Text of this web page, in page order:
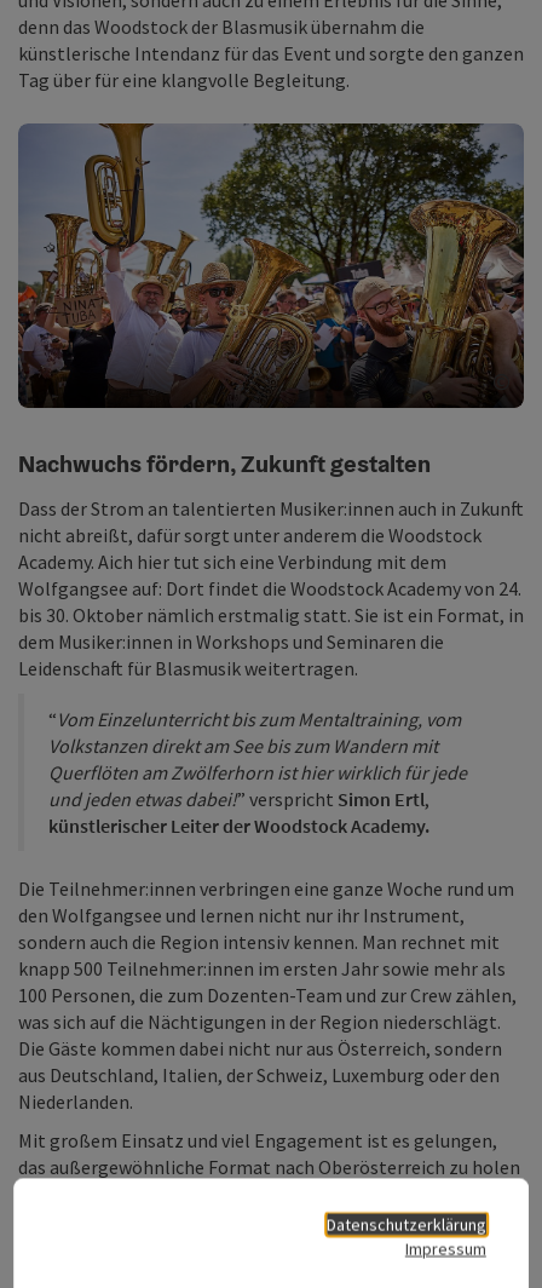
denn das Woodstock der Blasmusik übernahm die
künstlerische Intendanz für das Event und sorgte den ganzen
Tag über für eine klangvolle Begleitung.
©
Nachwuchs fördern, Zukunft gestalten
Dass der Strom an talentierten Musiker:innen auch in Zukunft
nicht abreißt, dafür sorgt unter anderem die Woodstock
Academy. Aich hier tut sich eine Verbindung mit dem
Wolfgangsee auf: Dort findet die Woodstock Academy von 24.
bis 30. Oktober nämlich erstmalig statt. Sie ist ein Format, in
dem Musiker:innen in Workshops und Seminaren die
Leidenschaft für Blasmusik weitertragen.
“Vom Einzelunterricht bis zum Mentaltraining, vom
Volkstanzen direkt am See bis zum Wandern mit
Querflöten am Zwölferhorn ist hier wirklich für jede
und jeden etwas dabei!” verspricht Simon Ertl,
künstlerischer Leiter der Woodstock Academy.
Die Teilnehmer:innen verbringen eine ganze Woche rund um
den Wolfgangsee und lernen nicht nur ihr Instrument,
sondern auch die Region intensiv kennen. Man rechnet mit
knapp 500 Teilnehmer:innen im ersten Jahr sowie mehr als
100 Personen, die zum Dozenten-Team und zur Crew zählen,
was sich auf die Nächtigungen in der Region niederschlägt.
Die Gäste kommen dabei nicht nur aus Österreich, sondern
aus Deutschland, Italien, der Schweiz, Luxemburg oder den
Niederlanden.
Mit großem Einsatz und viel Engagement ist es gelungen,
das außergewöhnliche Format nach Oberösterreich zu holen
Datenschutzerklärung
Impressum